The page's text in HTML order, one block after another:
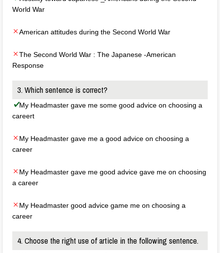
World War
American attitudes during the Second World War
The Second World War : The Japanese -American
Response
3. Which sentence is correct?
My Headmaster gave me some good advice on choosing a
careert
My Headmaster gave me a good advice on choosing a
career
My Headmaster gave me good advice gave me on choosing
a career
My Headmaster good advice game me on choosing a
career
4. Choose the right use of article in the following sentence.